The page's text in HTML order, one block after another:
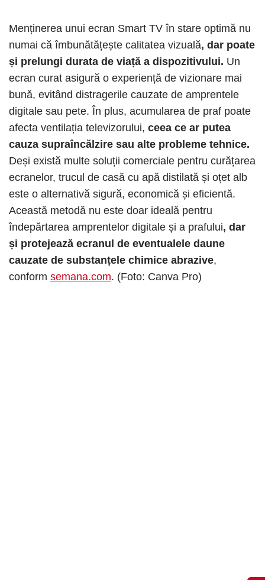
Menținerea unui ecran Smart TV în stare optimă nu
numai că îmbunătățește calitatea vizuală, dar poate
și prelungi durata de viață a dispozitivului. Un
ecran curat asigură o experiență de vizionare mai
bună, evitând distragerile cauzate de amprentele
digitale sau pete. În plus, acumularea de praf poate
afecta ventilația televizorului, ceea ce ar putea
cauza supraîncălzire sau alte probleme tehnice.
Deși există multe soluții comerciale pentru curățarea
ecranelor, trucul de casă cu apă distilată și oțet alb
este o alternativă sigură, economică și eficientă.
Această metodă nu este doar ideală pentru
îndepărtarea amprentelor digitale și a prafului, dar
și protejează ecranul de eventualele daune
cauzate de substanțele chimice abrazive,
conform semana.com. (Foto: Canva Pro)